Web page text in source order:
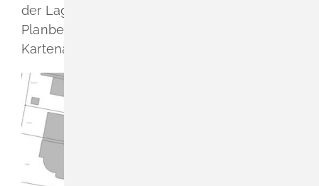
der Lageplan vom 08.06.2026. Der
Planbereich ist im folgenden
Kartenausschnitt dargestellt: